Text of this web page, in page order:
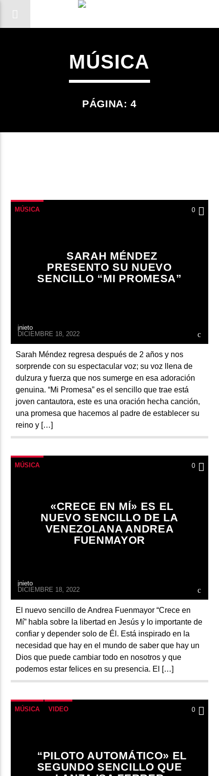
CANCIÓN ACTUAL
TÍTULO
MÚSICA
PÁGINA: 4
MÚSICA 0
SARAH MÉNDEZ
PRESENTO SU NUEVO
SENCILLO “MI PROMESA”
jnieto
DICIEMBRE 18, 2022
Sarah Méndez regresa después de 2 años y nos
sorprende con su espectacular voz; su voz llena de
dulzura y fuerza que nos sumerge en esa adoración
genuina. “Mi Promesa” es el sencillo que trae está
joven cantautora, este es una oración hecha canción,
una promesa que hacemos al padre de establecer su
reino y […]
MÚSICA 0
«CRECE EN MÍ» ES EL
NUEVO SENCILLO DE LA
VENEZOLANA ANDREA
FUENMAYOR
jnieto
DICIEMBRE 18, 2022
El nuevo sencillo de Andrea Fuenmayor “Crece en
Mí” habla sobre la libertad en Jesús y lo importante de
confiar y depender solo de Él. Está inspirado en la
necesidad que hay en el mundo de saber que hay un
Dios que puede cambiar todo en nosotros y que
podemos estar felices en su presencia. El […]
MÚSICA VIDEO 0
“PILOTO AUTOMÁTICO» EL
SEGUNDO SENCILLO QUE